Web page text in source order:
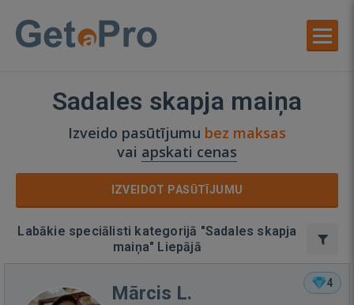
Sadales skapja maiņa
Izveido pasūtījumu bez maksas
vai apskati cenas
IZVEIDOT PASŪTĪJUMU
Labākie speciālisti kategorijā "Sadales skapja
maiņa" Liepājā
4
Mārcis L.